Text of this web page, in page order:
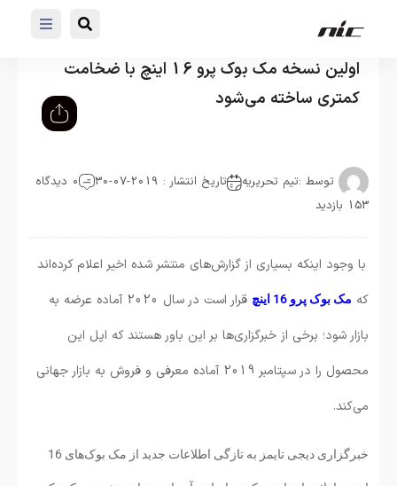
اولین نسخه مک بوک پرو 16 اینچ با ضخامت
کمتری ساخته می‌شود
توسط :تیم تحریریه تاریخ انتشار : 2019-07-30
0 دیدگاه
153 بازدید
با وجود اینکه بسیاری از گزارش‌های منتشر شده اخیر اعلام کرده‌اند
که مک بوک پرو 16 اینچ
قرار است در سال 2020 آماده عرضه به
بازار شود؛ برخی از خبرگزاری‌ها بر این باور هستند که اپل این
محصول را در سپتامبر 2019 آماده معرفی و فروش به بازار جهانی
می‌کند.
خبرگزاری دیجی تایمز به تازگی اطلاعات جدید از مک بوک‌های 16